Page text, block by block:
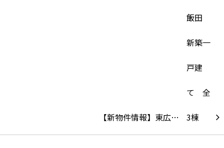
【新物件情報】東広…